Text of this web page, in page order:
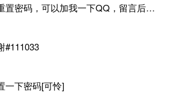
可以的，已经重置密码，可以加我一下QQ，留言后我就发密码给你。
#111033
一下密码[可怜]